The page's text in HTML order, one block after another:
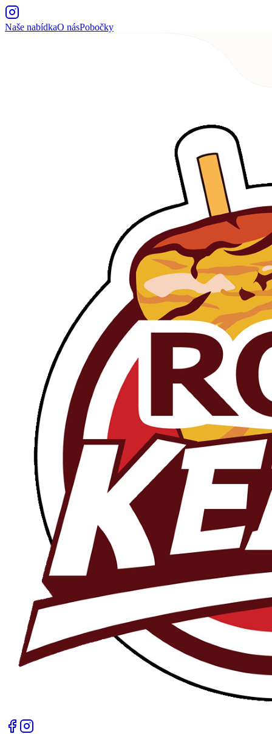
Naše nabídkaO násPobočky